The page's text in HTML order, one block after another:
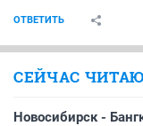
ОТВЕТИТЬ
СЕЙЧАС
Новосибирск -